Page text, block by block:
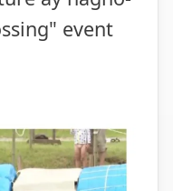
event